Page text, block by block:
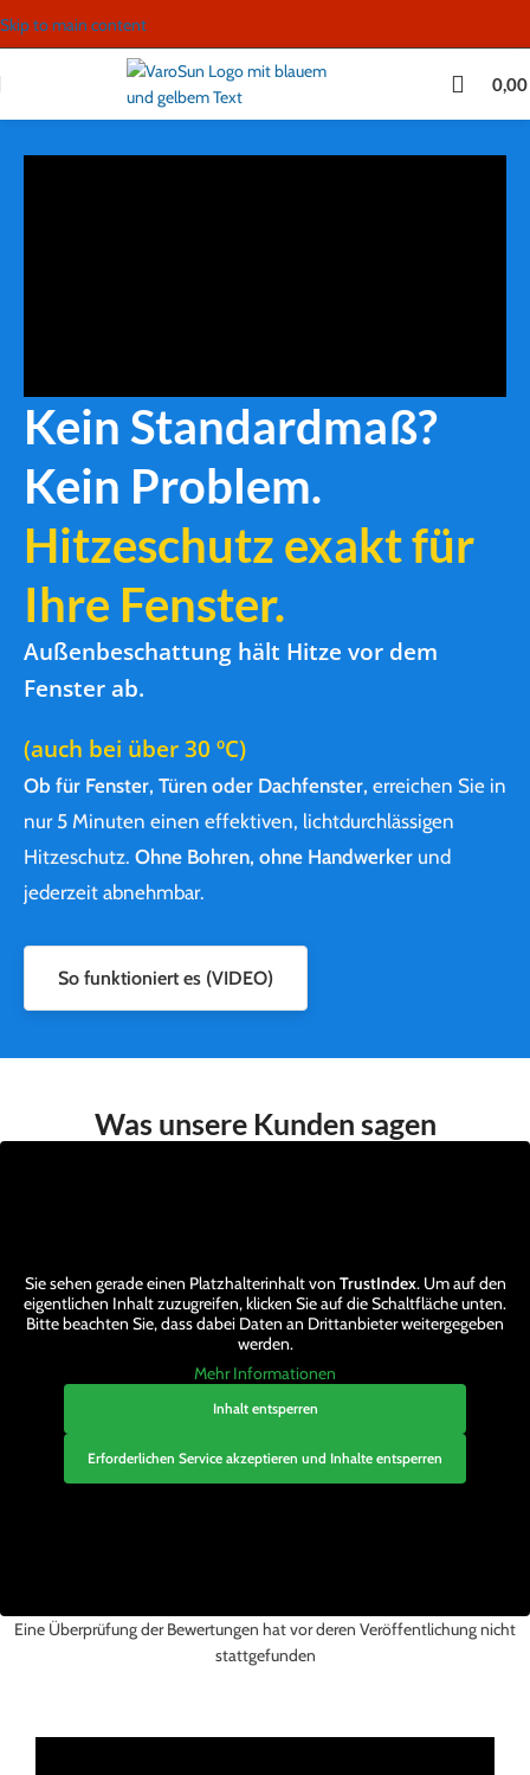
springen
Skip to main content
0,00
Kein Standardmaß?
Kein Problem.
Hitzeschutz exakt für
Ihre Fenster.
Außenbeschattung hält Hitze vor dem
Fenster ab.
(auch bei über 30 ºC)
Ob für Fenster, Türen oder Dachfenster, erreichen Sie in
nur 5 Minuten einen effektiven, lichtdurchlässigen
Hitzeschutz. Ohne Bohren, ohne Handwerker und
jederzeit abnehmbar.
So funktioniert es (VIDEO)
Was unsere Kunden sagen
Sie sehen gerade einen Platzhalterinhalt von TrustIndex. Um auf den
eigentlichen Inhalt zuzugreifen, klicken Sie auf die Schaltfläche unten.
Bitte beachten Sie, dass dabei Daten an Drittanbieter weitergegeben
werden.
Mehr Informationen
Inhalt entsperren
Erforderlichen Service akzeptieren und Inhalte entsperren
Eine Überprüfung der Bewertungen hat vor deren Veröffentlichung nicht
stattgefunden